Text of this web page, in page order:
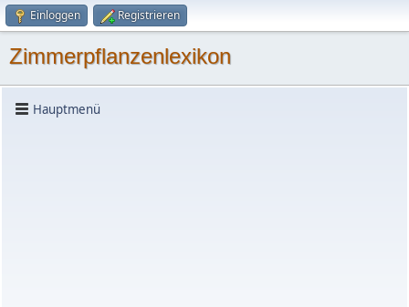
Einloggen Registrieren
Zimmerpflanzenlexikon
Hauptmenü